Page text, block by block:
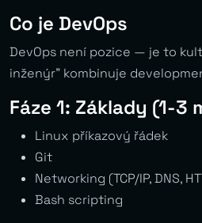
Co je DevOps
DevOps není pozice — je to
inženýr” kombinuje
Fáze 1: Základy (1-3
Linux příkazový řádek
Git
Networking (TCP/IP, DNS,
Bash scripting